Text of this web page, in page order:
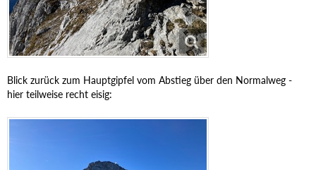
Blick zurück zum Hauptgipfel vom Abstieg über den Normalweg -
hier teilweise recht eisig: